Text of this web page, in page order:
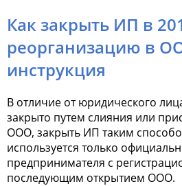
Как закрыть ИП в
реорганизацию в
инструкция
В отличие от юридического
закрыто путем слияния или
ООО, закрыть ИП таким
используется только
предпринимателя с
последующим открытием ООО.